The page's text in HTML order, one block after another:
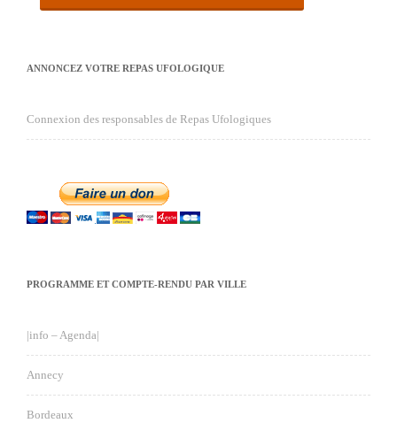
ANNONCEZ VOTRE REPAS UFOLOGIQUE
Connexion des responsables de Repas Ufologiques
PROGRAMME ET COMPTE-RENDU PAR VILLE
|info – Agenda|
Annecy
Bordeaux